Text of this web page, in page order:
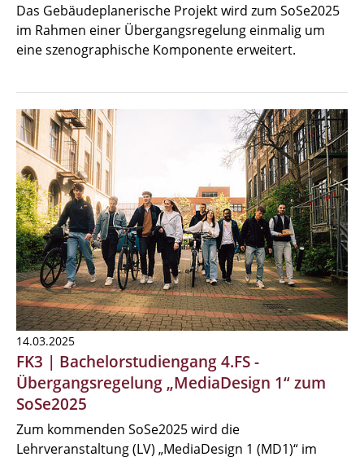
Das Gebäudeplanerische Projekt wird zum SoSe2025
im Rahmen einer Übergangsregelung einmalig um
eine szenographische Komponente erweitert.
14.03.2025
FK3 | Bachelorstudiengang 4.FS -
Übergangsregelung „MediaDesign 1“ zum
SoSe2025
Zum kommenden SoSe2025 wird die
Lehrveranstaltung (LV) „MediaDesign 1 (MD1)“ im